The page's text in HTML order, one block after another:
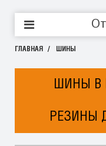
ГЛАВНАЯ ШИНЫ
ШИНЫ В
РЕЗИНЫ